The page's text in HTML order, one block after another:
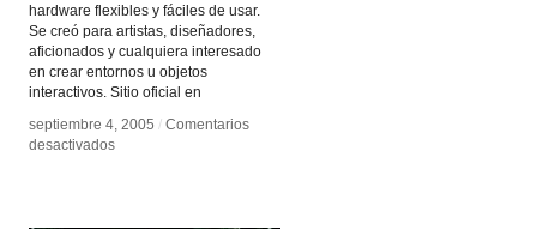
hardware flexibles y fáciles de usar.
Se creó para artistas, diseñadores,
aficionados y cualquiera interesado
en crear entornos u objetos
interactivos. Sitio oficial en
septiembre 4, 2005 / Comentarios
desactivadosen
septiembre 4, 2005 / Comentarios
desactivadosen